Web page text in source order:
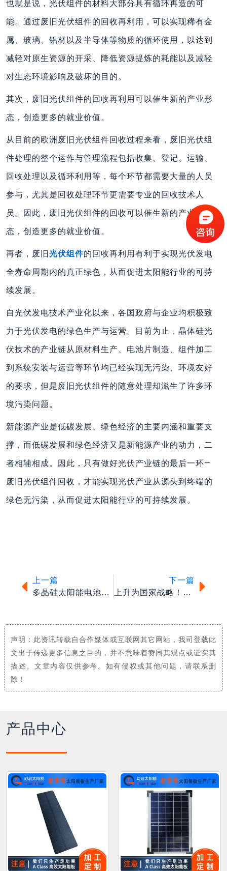
也就是说，光伏组件的材料大部分具有循环再造的可
能。通过废旧光伏组件的回收再利用，可以实现稀有金
属、玻璃、铝材以及半导体等物质的循环使用，以达到
减轻对原生资源的开采、降低资源提炼的耗能以及减轻
对生态环境影响及破坏的目的。
其次，废旧光伏组件的回收再利用可以催生新的产业形
态，创造更多的就业价值。
从目前的欧洲废旧光伏组件回收过程来看，废旧光伏组
件处理的整个运作与管理流程包括收集、登记、运输、
回收处理以及循环利用等，每个环节都需要大量的人员
参与，尤其是回收处理环节更需要专业的回收技术人
员。因此，废旧光伏组件的回收可以催生新的产业形
态，创造更多的就业价值。
再者，废旧光伏组件的回收再利用有利于实现光伏发电
全寿命周期内的真正绿色，从而促进太阳能行业的可持
续发展。
自光伏发电技术产业化以来，各国政府与企业均积极致
力于光伏发电的绿色生产与运营。目前为止，晶体硅光
伏技术的产业链从原材料生产、电池片制造、组件加工
到系统安装与运营等环节均已经实现无污染、环境友好
的要求，但是废旧光伏组件的随意处理却滋生了许多环
境污染问题。
新能源产业是低碳发展、绿色经济的主要内涵和重要支
撑，而低碳发展和绿色经济又是新能源产业的动力，二
者相辅相成。因此，只有做好光伏产业链的最后一环—
废旧光伏组件回收，才能实现光伏产业从源头到终端的
绿色无污染，从而促进太阳能行业的可持续发展。
上一篇
多晶硅太阳能电池的组成材料和作用详解
下一篇
上升为国家战略！光伏+农业模式成乡村振兴抓手
声明：此资讯转载自合作媒体或互联网其它网站，我司登载此
文出于传递更多信息之目的，并不意味着赞同其观点或证实其
描述。文章内容仅供参考。如有侵权或其他问题，请联系删
除！
产品中心